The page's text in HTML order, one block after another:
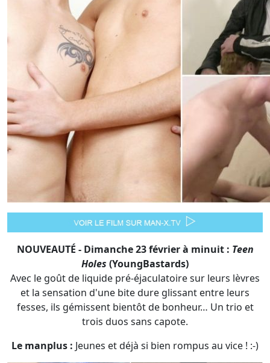
NOUVEAUTÉ - Dimanche 23 février à minuit : Teen
Holes (YoungBastards)
Avec le goût de liquide pré-éjaculatoire sur leurs lèvres
et la sensation d'une bite dure glissant entre leurs
fesses, ils gémissent bientôt de bonheur… Un trio et
trois duos sans capote.
Le manplus : Jeunes et déjà si bien rompus au vice ! :-)